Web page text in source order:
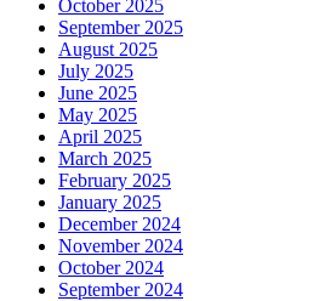
October 2025
September 2025
August 2025
July 2025
June 2025
May 2025
April 2025
March 2025
February 2025
January 2025
December 2024
November 2024
October 2024
September 2024